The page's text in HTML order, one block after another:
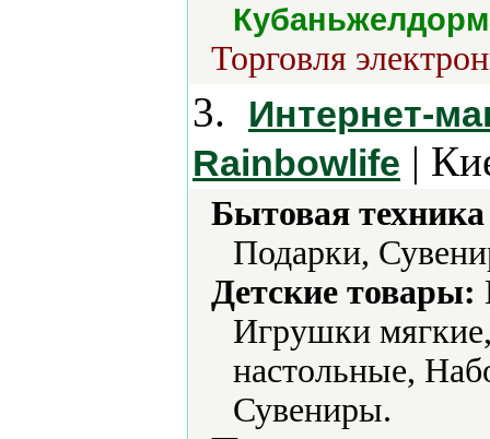
Торговля
3.
Интернет-
Rainbowlife |
Бытовая
Подарки,
Детские товары:
Игрушки
настольные,
Сувениры.